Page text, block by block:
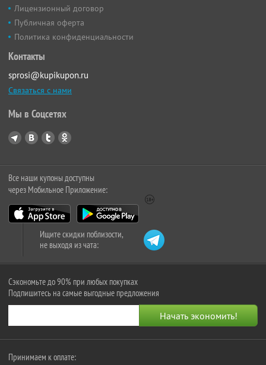
Лицензионный договор
Публичная оферта
Политика конфиденциальности
Контакты
sprosi@kupikupon.ru
Связаться с нами
Мы в Соцсетях
Все наши купоны доступны
через Мобильное Приложение:
Ищите скидки поблизости,
не выходя из чата:
Сэкономьте до 90% при любых покупках
Подпишитесь на самые выгодные предложения
Принимаем к оплате: